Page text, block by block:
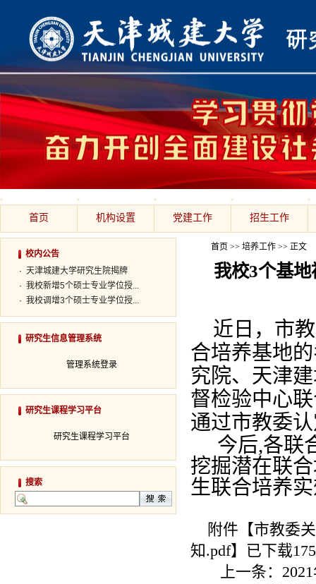
首页 机构设置 党建工作 招生工作
首页 >> 培养工作 >> 正文
我校3个基
近日，市
合培养基地
究院、天津
督检验中心
通过市教委
今后,各联
挖掘潜在联
生联合培养
附件【市教委
知.pdf】已下载
上一条：
校内公告
· 天津城建大学研究生院揭牌
· 我校新增5个硕士专业学位授...
· 我校调增3个硕士专业学位授...
研究生信息管理系统
管理系统登录
研究生课程学习平台
研究生课程学习平台
搜索